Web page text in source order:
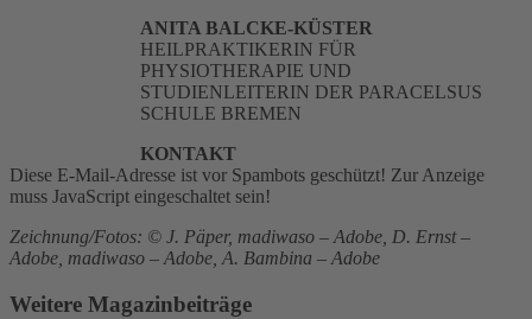
ANITA BALCKE-KÜSTER
HEILPRAKTIKERIN FÜR
PHYSIOTHERAPIE UND
STUDIENLEITERIN DER PARACELSUS
SCHULE BREMEN
KONTAKT
Diese E-Mail-Adresse ist vor Spambots geschützt! Zur Anzeige
muss JavaScript eingeschaltet sein!
Zeichnung/Fotos: © J. Päper, madiwaso – Adobe, D. Ernst –
Adobe, madiwaso – Adobe, A. Bambina – Adobe
Weitere Magazinbeiträge